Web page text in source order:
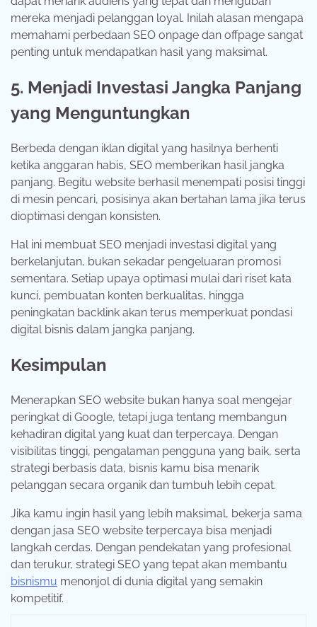
mereka menjadi pelanggan loyal. Inilah alasan mengapa
memahami perbedaan SEO onpage dan offpage sangat
penting untuk mendapatkan hasil yang maksimal.
5. Menjadi Investasi Jangka Panjang
yang Menguntungkan
Berbeda dengan iklan digital yang hasilnya berhenti
ketika anggaran habis, SEO memberikan hasil jangka
panjang. Begitu website berhasil menempati posisi tinggi
di mesin pencari, posisinya akan bertahan lama jika terus
dioptimasi dengan konsisten.
Hal ini membuat SEO menjadi investasi digital yang
berkelanjutan, bukan sekadar pengeluaran promosi
sementara. Setiap upaya optimasi mulai dari riset kata
kunci, pembuatan konten berkualitas, hingga
peningkatan backlink akan terus memperkuat pondasi
digital bisnis dalam jangka panjang.
Kesimpulan
Menerapkan SEO website bukan hanya soal mengejar
peringkat di Google, tetapi juga tentang membangun
kehadiran digital yang kuat dan terpercaya. Dengan
visibilitas tinggi, pengalaman pengguna yang baik, serta
strategi berbasis data, bisnis kamu bisa menarik
pelanggan secara organik dan tumbuh lebih cepat.
Jika kamu ingin hasil yang lebih maksimal, bekerja sama
dengan jasa SEO website terpercaya bisa menjadi
langkah cerdas. Dengan pendekatan yang profesional
dan terukur, strategi SEO yang tepat akan membantu
bisnismu menonjol di dunia digital yang semakin
kompetitif.